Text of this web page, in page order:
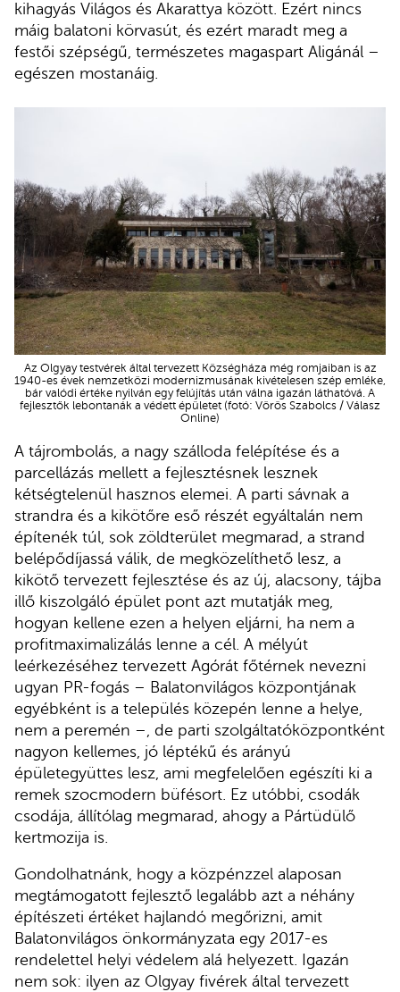
kihagyás Világos és Akarattya között. Ezért nincs
máig balatoni körvasút, és ezért maradt meg a
festői szépségű, természetes magaspart Aligánál –
egészen mostanáig.
Az Olgyay testvérek által tervezett Községháza még romjaiban is az
1940-es évek nemzetközi modernizmusának kivételesen szép emléke,
bár valódi értéke nyilván egy felújítás után válna igazán láthatóvá. A
fejlesztők lebontanák a védett épületet (fotó: Vörös Szabolcs / Válasz
Online)
A tájrombolás, a nagy szálloda felépítése és a
parcellázás mellett a fejlesztésnek lesznek
kétségtelenül hasznos elemei. A parti sávnak a
strandra és a kikötőre eső részét egyáltalán nem
építenék túl, sok zöldterület megmarad, a strand
belépődíjassá válik, de megközelíthető lesz, a
kikötő tervezett fejlesztése és az új, alacsony, tájba
illő kiszolgáló épület pont azt mutatják meg,
hogyan kellene ezen a helyen eljárni, ha nem a
profitmaximalizálás lenne a cél. A mélyút
leérkezéséhez tervezett Agórát főtérnek nevezni
ugyan PR-fogás – Balatonvilágos központjának
egyébként is a település közepén lenne a helye,
nem a peremén –, de parti szolgáltatóközpontként
nagyon kellemes, jó léptékű és arányú
épületegyüttes lesz, ami megfelelően egészíti ki a
remek szocmodern büfésort. Ez utóbbi, csodák
csodája, állítólag megmarad, ahogy a Pártüdülő
kertmozija is.
Gondolhatnánk, hogy a közpénzzel alaposan
megtámogatott fejlesztő legalább azt a néhány
építészeti értéket hajlandó megőrizni, amit
Balatonvilágos önkormányzata egy 2017-es
rendelettel helyi védelem alá helyezett. Igazán
nem sok: ilyen az Olgyay fivérek által tervezett